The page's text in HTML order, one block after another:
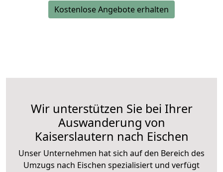
Kostenlose Angebote erhalten
Wir unterstützen Sie bei Ihrer
Auswanderung von
Kaiserslautern nach Eischen
Unser Unternehmen hat sich auf den Bereich des
Umzugs nach Eischen spezialisiert und verfügt